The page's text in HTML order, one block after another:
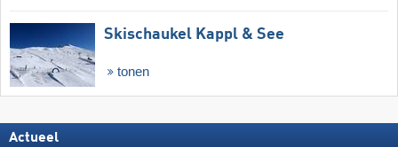
Skischaukel Kappl & See
tonen
Actueel